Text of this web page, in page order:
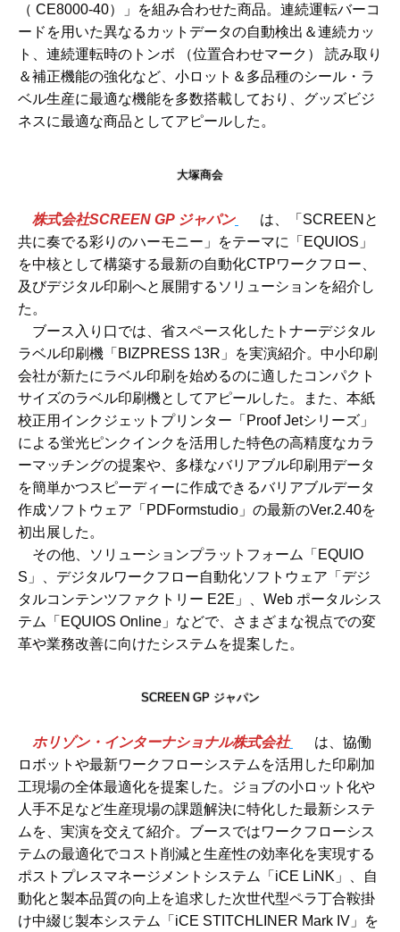
（ CE8000-40）」を組み合わせた商品。連続運転バーコ
ードを用いた異なるカットデータの自動検出＆連続カッ
ト、連続運転時のトンボ （位置合わせマーク） 読み取り
＆補正機能の強化など、小ロット＆多品種のシール・ラ
ベル生産に最適な機能を多数搭載しており、グッズビジ
ネスに最適な商品としてアピールした。
大塚商会
株式会社SCREEN GP ジャパン
は、「SCREENと
共に奏でる彩りのハーモニー」をテーマに「EQUIOS」
を中核として構築する最新の自動化CTPワークフロー、
及びデジタル印刷へと展開するソリューションを紹介し
た。
ブース入り口では、省スペース化したトナーデジタル
ラベル印刷機「BIZPRESS 13R」を実演紹介。中小印刷
会社が新たにラベル印刷を始めるのに適したコンパクト
サイズのラベル印刷機としてアピールした。また、本紙
校正用インクジェットプリンター「Proof Jetシリーズ」
による蛍光ピンクインクを活用した特色の高精度なカラ
ーマッチングの提案や、多様なバリアブル印刷用データ
を簡単かつスピーディーに作成できるバリアブルデータ
作成ソフトウェア「PDFormstudio」の最新のVer.2.40を
初出展した。
その他、ソリューションプラットフォーム「EQUIO
S」、デジタルワークフロー自動化ソフトウェア「デジ
タルコンテンツファクトリー E2E」、Web ポータルシス
テム「EQUIOS Online」などで、さまざまな視点での変
革や業務改善に向けたシステムを提案した。
SCREEN GP ジャパン
ホリゾン・インターナショナル株式会社
は、協働
ロボットや最新ワークフローシステムを活用した印刷加
工現場の全体最適化を提案した。ジョブの小ロット化や
人手不足など生産現場の課題解決に特化した最新システ
ムを、実演を交えて紹介。ブースではワークフローシス
テムの最適化でコスト削減と生産性の効率化を実現する
ポストプレスマネージメントシステム「iCE LiNK」、自
動化と製本品質の向上を追求した次世代型ペラ丁合鞍掛
け中綴じ製本システム「iCE STITCHLINER Mark IV」を